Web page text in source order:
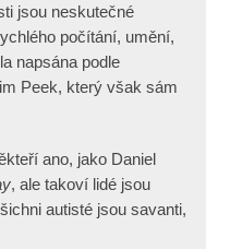
jsou neskutečné
počítání, umění,
napsána podle
Peek, který však sám
ano, jako Daniel
, ale takoví lidé jsou
autisté jsou savanti,